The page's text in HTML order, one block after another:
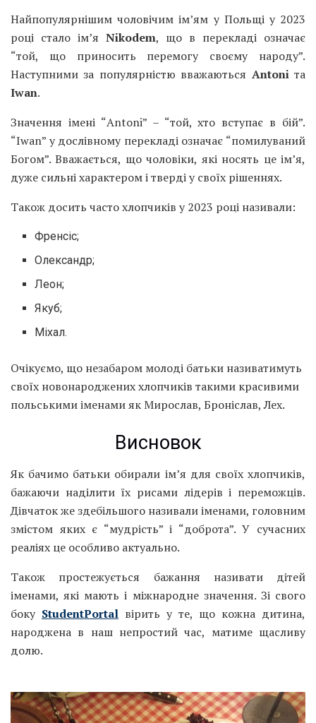
Найпопулярнішим чоловічим ім’ям у Польщі у 2023
році стало ім’я Nikodem, що в перекладі означає
“той, що приносить перемогу своєму народу”.
Наступними за популярністю вважаються Antoniта
Iwan.
Значення імені “Antoni” – “той, хто вступає в бій”.
“Iwan” у дослівному перекладі означає “помилуваний
Богом”. Вважається, що чоловіки, які носять це ім’я,
дуже сильні характером і тверді у своїх рішеннях.
Також досить часто хлопчиків у 2023 році називали:
Френсіс;
Олександр;
Леон;
Якуб;
Міхал.
Очікуємо, що незабаром молоді батьки називатимуть
своїх новонароджених хлопчиків такими красивими
польськими іменами як Мирослав, Броніслав, Лех.
Висновок
Як бачимо батьки обирали ім’я для своїх хлопчиків,
бажаючи наділити їх рисами лідерів і переможців.
Дівчаток же здебільшого називали іменами, головним
змістом яких є “мудрість” і “доброта”. У сучасних
реаліях це особливо актуально.
Також простежується бажання називати дітей
іменами, які мають і міжнародне значення. Зі свого
боку StudentPortal вірить у те, що кожна дитина,
народжена в наш непростий час, матиме щасливу
долю.